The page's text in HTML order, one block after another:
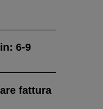
6-9
fattura